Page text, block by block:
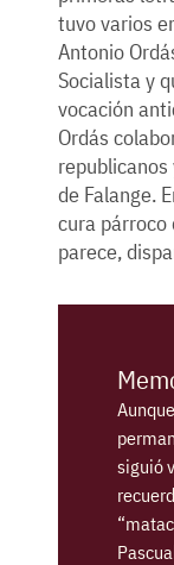
tuvo varios
Antonio
Socialista y
vocación
Ordás
de Falange.
cura párroco
parece,
siguió